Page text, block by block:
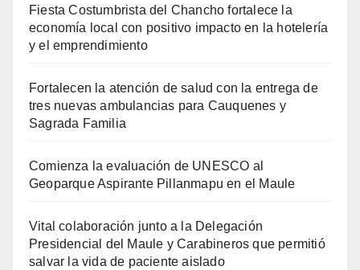
Fiesta Costumbrista del Chancho fortalece la
economía local con positivo impacto en la hotelería
y el emprendimiento
Fortalecen la atención de salud con la entrega de
tres nuevas ambulancias para Cauquenes y
Sagrada Familia
Comienza la evaluación de UNESCO al
Geoparque Aspirante Pillanmapu en el Maule
Vital colaboración junto a la Delegación
Presidencial del Maule y Carabineros que permitió
salvar la vida de paciente aislado